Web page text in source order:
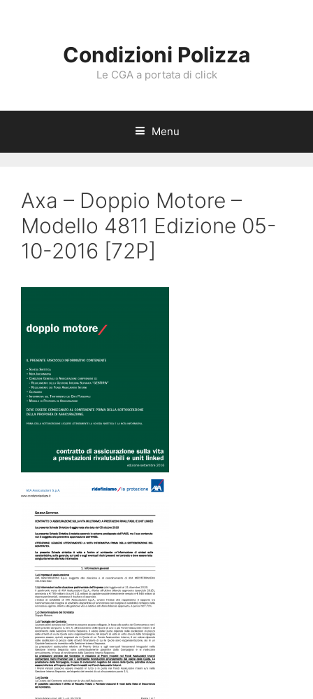
Condizioni Polizza
Le CGA a portata di click
Menu
Axa – Doppio Motore –
Modello 4811 Edizione 05-
10-2016 [72P]